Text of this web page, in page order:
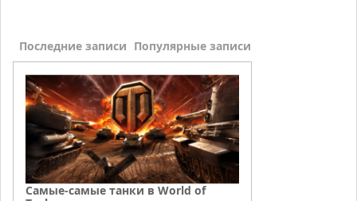
Последние записи Популярные записи
Самые-самые танки в World of